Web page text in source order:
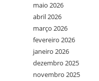
maio 2026
abril 2026
março 2026
fevereiro 2026
janeiro 2026
dezembro 2025
novembro 2025